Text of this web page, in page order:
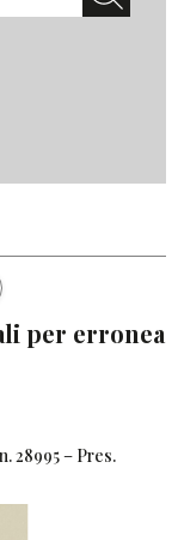
per erronea
28995 – Pres.